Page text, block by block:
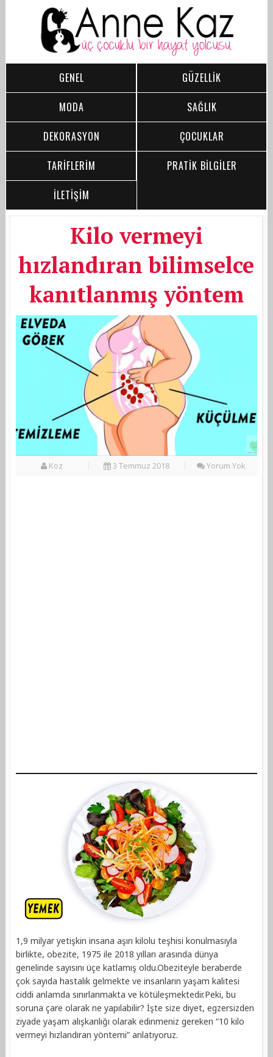
GENEL
GÜZELLİK
MODA
SAĞLIK
DEKORASYON
ÇOCUKLAR
TARİFLERİM
PRATİK BİLGİLER
İLETİŞİM
Kilo vermeyi
hızlandıran bilimselce
kanıtlanmış yöntem
Koz 3 Temmuz 2018 Yorum Yok
1,9 milyar yetişkin insana aşırı kilolu teşhisi konulmasıyla
birlikte, obezite, 1975 ile 2018 yılları arasında dünya
genelinde sayısını üçe katlamış oldu.Obeziteyle beraberde
çok sayıda hastalık gelmekte ve insanların yaşam kalitesi
ciddi anlamda sınırlanmakta ve kötüleşmektedir.Peki, bu
soruna çare olarak ne yapılabilir? İşte size diyet, egzersizden
ziyade yaşam alışkanlığı olarak edinmeniz gereken “10 kilo
vermeyi hızlandıran yöntemi” anlatıyoruz.